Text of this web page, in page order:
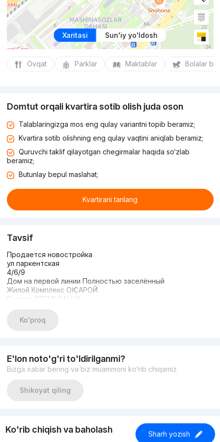
Xaritasi Sun'iy yo'ldosh
Ovqat Parklar Maktablar Bolalar
Domtut orqali kvartira sotib olish juda oson
Talablaringizga mos eng qulay variantni topib beramiz;
Kvartira sotib olishning eng qulay vaqtini aniqlab beramiz;
Quruvchi taklif qilayotgan chegirmalar haqida so‘zlab
beramiz;
Butunlay bepul maslahat;
Kvartirani tanlang
Tavsif
Продается новостройка
ул паркентская
4/6/9
Дом на первой линии Полностью заселённый
Жилой Комплекс ОҚ САРОЙ
Ремонт PREMIUM LUX
Площадь: 117 м2
Цена 205.000$
Ko'proq
E'lon noto'g'ri to'ldirilganmi?
Bizga xabar bering va biz muammoni ko‘rib chiqamiz
Shikoyat qiling
Ko'rib chiqish va baholash Sharh yozish